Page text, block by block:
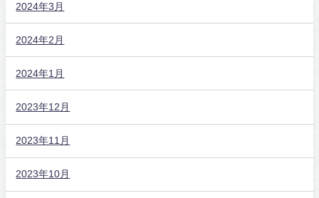
2024年3月
2024年2月
2024年1月
2023年12月
2023年11月
2023年10月